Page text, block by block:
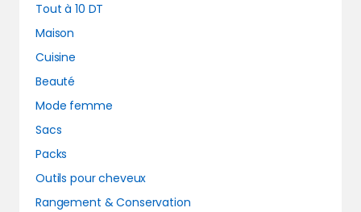
Tout à 10 DT
Maison
Cuisine
Beauté
Mode femme
Sacs
Packs
Outils pour cheveux
Rangement & Conservation